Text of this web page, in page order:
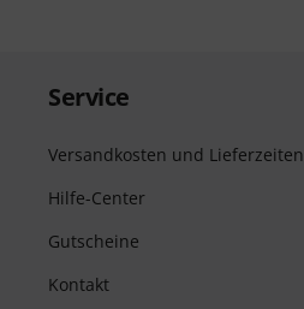
Service
Versandkosten und Lieferzeiten
Hilfe-Center
Gutscheine
Kontakt